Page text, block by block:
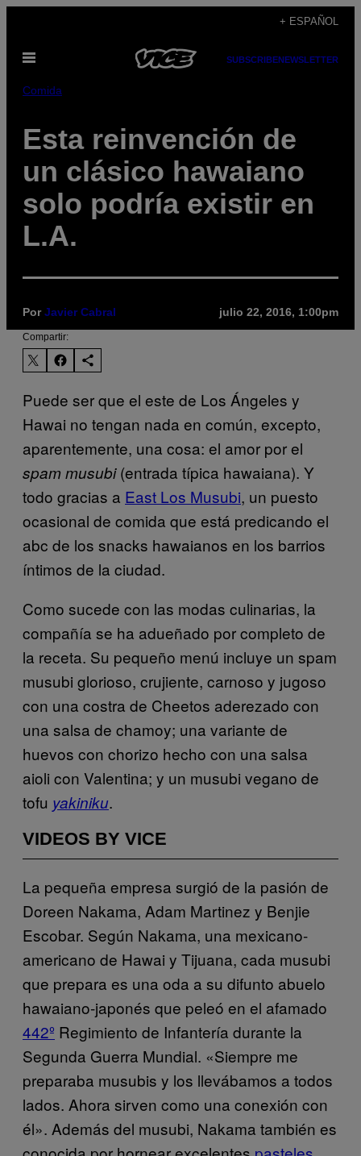
contenido
+ ESPAÑOL
Abrir
SUBSCRIBENEWSLETTER
Comida
Esta reinvención de
un clásico hawaiano
solo podría existir en
L.A.
PorJavier Cabral julio 22, 2016, 1:00pm
Compartir:
Puede ser que el este de Los Ángeles y
Hawai no tengan nada en común, excepto,
aparentemente, una cosa: el amor por el
spam musubi(entrada típica hawaiana). Y
todo gracias a East Los Musubi, un puesto
ocasional de comida que está predicando el
abc de los snacks hawaianos en los barrios
íntimos de la ciudad.
Como sucede con las modas culinarias, la
compañía se ha adueñado por completo de
la receta. Su pequeño menú incluye un spam
musubi glorioso, crujiente, carnoso y jugoso
con una costra de Cheetos aderezado con
una salsa de chamoy; una variante de
huevos con chorizo hecho con una salsa
aioli con Valentina; y un musubi vegano de
tofu yakiniku.
VIDEOS BY VICE
La pequeña empresa surgió de la pasión de
Doreen Nakama, Adam Martinez y Benjie
Escobar. Según Nakama, una mexicano-
americano de Hawai y Tijuana, cada musubi
que prepara es una oda a su difunto abuelo
hawaiano-japonés que peleó en el afamado
442º Regimiento de Infantería durante la
Segunda Guerra Mundial. «Siempre me
preparaba musubis y los llevábamos a todos
lados. Ahora sirven como una conexión con
él». Además del musubi, Nakama también es